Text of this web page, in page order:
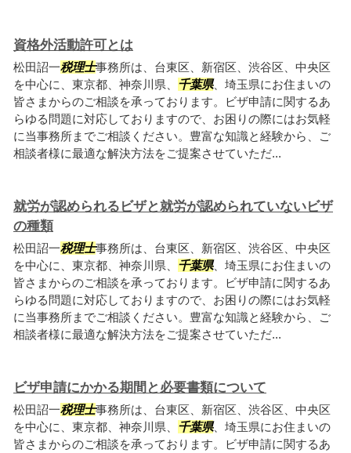
資格外活動許可とは
松田詔一税理士事務所は、台東区、新宿区、渋谷区、中央区
を中心に、東京都、神奈川県、 千葉県、埼玉県にお住まいの
皆さまからのご相談を承っております。ビザ申請に関するあ
らゆる問題に対応しておりますので、お困りの際にはお気軽
に当事務所までご相談ください。豊富な知識と経験から、ご
相談者様に最適な解決方法をご提案させていただ...
就労が認められるビザと就労が認められていないビザ
の種類
松田詔一税理士事務所は、台東区、新宿区、渋谷区、中央区
を中心に、東京都、神奈川県、 千葉県、埼玉県にお住まいの
皆さまからのご相談を承っております。ビザ申請に関するあ
らゆる問題に対応しておりますので、お困りの際にはお気軽
に当事務所までご相談ください。豊富な知識と経験から、ご
相談者様に最適な解決方法をご提案させていただ...
ビザ申請にかかる期間と必要書類について
松田詔一税理士事務所は、台東区、新宿区、渋谷区、中央区
を中心に、東京都、神奈川県、 千葉県、埼玉県にお住まいの
皆さまからのご相談を承っております。ビザ申請に関するあ